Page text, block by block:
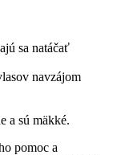
sa natáčať
navzájom
a sú mäkké.
pomoc a